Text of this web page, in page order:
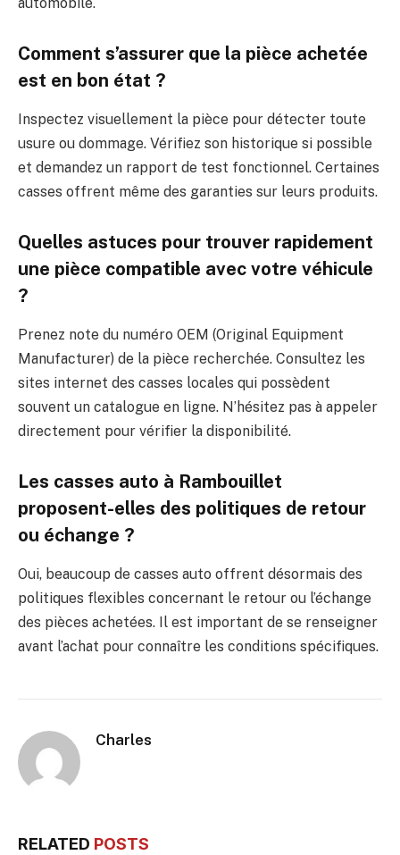
Comment s’assurer que la pièce achetée
est en bon état ?
Inspectez visuellement la pièce pour détecter toute
usure ou dommage. Vérifiez son historique si possible
et demandez un rapport de test fonctionnel. Certaines
casses offrent même des garanties sur leurs produits.
Quelles astuces pour trouver rapidement
une pièce compatible avec votre véhicule
?
Prenez note du numéro OEM (Original Equipment
Manufacturer) de la pièce recherchée. Consultez les
sites internet des casses locales qui possèdent
souvent un catalogue en ligne. N’hésitez pas à appeler
directement pour vérifier la disponibilité.
Les casses auto à Rambouillet
proposent-elles des politiques de retour
ou échange ?
Oui, beaucoup de casses auto offrent désormais des
politiques flexibles concernant le retour ou l’échange
des pièces achetées. Il est important de se renseigner
avant l’achat pour connaître les conditions spécifiques.
Charles
RELATED POSTS